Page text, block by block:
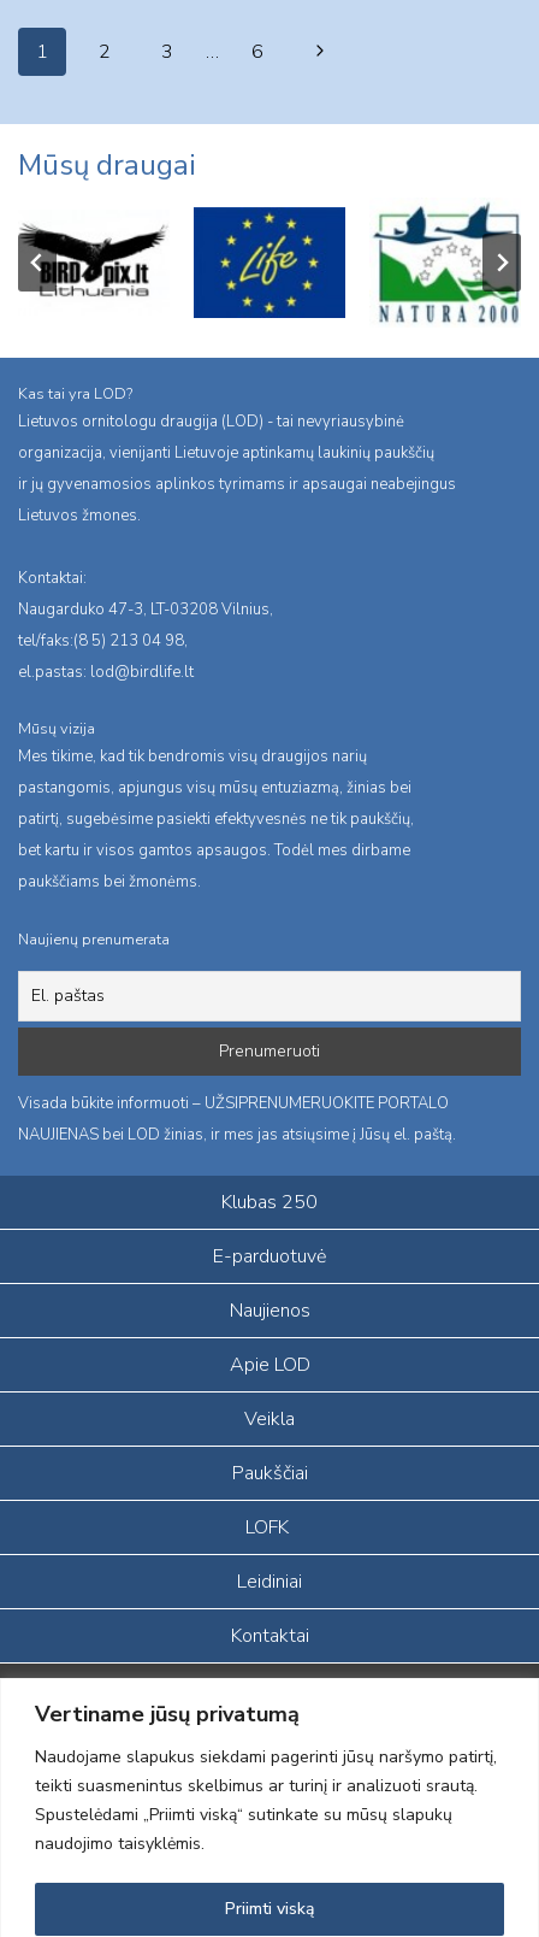
Vertiname jūsų privatumą
Naudojame slapukus siekdami pagerinti jūsų naršymo patirtį,
teikti suasmenintus skelbimus ar turinį ir analizuoti srautą.
Spustelėdami „Priimti viską“ sutinkate su mūsų slapukų
naudojimo taisyklėmis.
Priimti viską
Page
1 2 3 … 6
Next
Mūsų draugai
Kas tai yra LOD?
Lietuvos ornitologu draugija (LOD) - tai nevyriausybinė
organizacija, vienijanti Lietuvoje aptinkamų laukinių paukščių
ir jų gyvenamosios aplinkos tyrimams ir apsaugai neabejingus
Lietuvos žmones.
Kontaktai:
Naugarduko 47-3, LT-03208 Vilnius,
tel/faks:(8 5) 213 04 98,
el.pastas: lod@birdlife.lt
Mūsų vizija
Mes tikime, kad tik bendromis visų draugijos narių
pastangomis, apjungus visų mūsų entuziazmą, žinias bei
patirtį, sugebėsime pasiekti efektyvesnės ne tik paukščių,
bet kartu ir visos gamtos apsaugos. Todėl mes dirbame
paukščiams bei žmonėms.
Naujienų prenumerata
Visada būkite informuoti – UŽSIPRENUMERUOKITE PORTALO
NAUJIENAS bei LOD žinias, ir mes jas atsiųsime į Jūsų el. paštą.
Klubas 250
E-parduotuvė
Naujienos
Apie LOD
Veikla
Paukščiai
LOFK
Leidiniai
Kontaktai
Portalas sukurtas įgyvendinant Lietuvos Respublikos, Europos
ekonominės erdvės ir Norvegijos finansinių mechanizmų iš dalies
finansuojamą paprojektį
„LOD visuomeninės /gamtosauginės veiklos sustiprinimas ir įvaizdžio
formavimas įtraukiant visuomenę į aplinkosauginių tyrimų veiklą“
(paprojekčio
įgyvendinimo sutarties numeris 2004-LT0008-NVO-1EEE/NOR-02-
2012 © Lietuvos Ornitologų Draugija © 2014, Visos teisės saugomos